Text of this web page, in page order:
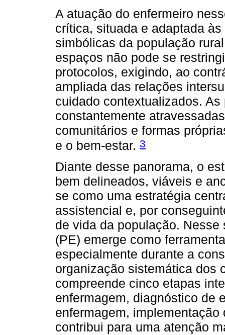
A atuação do enfermeiro
crítica, situada e adaptada
simbólicas da população
espaços não pode se
protocolos, exigindo, ao
ampliada das relações
cuidado contextualizados.
constantemente
comunitários e formas
e o bem-estar. 3
Diante desse panorama, o
bem delineados, viáveis e
se como uma estratégia
assistencial e, por
de vida da população.
(PE) emerge como
especialmente durante a
organização sistemática dos
compreende cinco etapas
enfermagem, diagnóstico de
enfermagem,
contribui para uma atenção